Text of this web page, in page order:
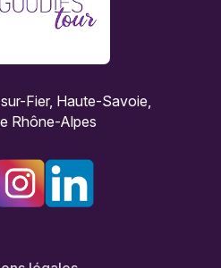
Fier, Haute-Savoie,
Rhône-Alpes